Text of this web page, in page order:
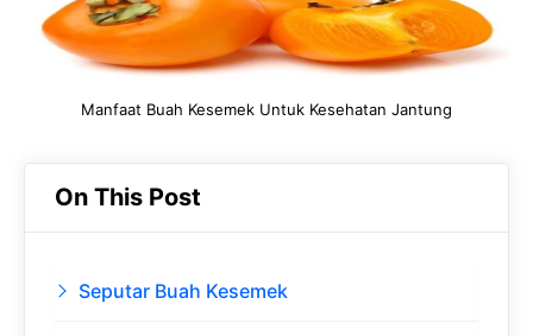
Manfaat Buah Kesemek Untuk Kesehatan Jantung
On This Post
Seputar Buah Kesemek